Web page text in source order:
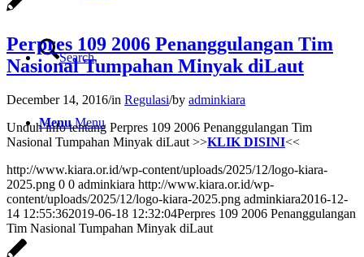
Search
Menu Menu
Perpres 109 2006 Penanggulangan Tim
Nasional Tumpahan Minyak diLaut
December 14, 2016/in Regulasi/by adminkiara
Unduh info tentang Perpres 109 2006 Penanggulangan Tim
Nasional Tumpahan Minyak diLaut >>KLIK DISINI<<
http://www.kiara.or.id/wp-content/uploads/2025/12/logo-kiara-
2025.png 0 0 adminkiara http://www.kiara.or.id/wp-
content/uploads/2025/12/logo-kiara-2025.png adminkiara2016-12-
14 12:55:362019-06-18 12:32:04Perpres 109 2006 Penanggulangan
Tim Nasional Tumpahan Minyak diLaut